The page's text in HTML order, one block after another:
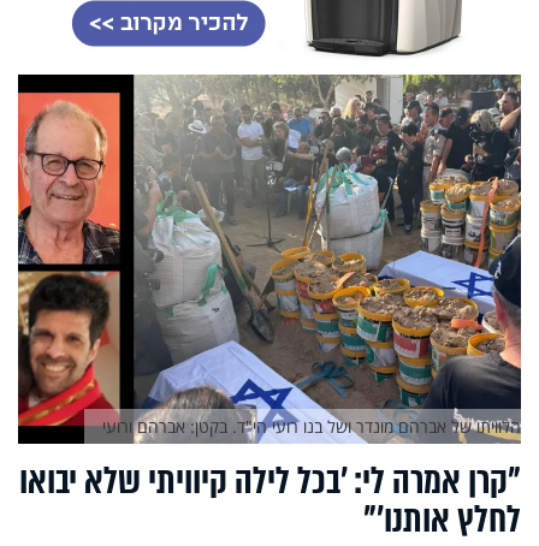
"קרן אמרה לי: 'בכל לילה קיוויתי שלא יבואו
לחלץ אותנו'"
הלוויתו של אברהם מונדר ושל בנו רועי הי"ד. בקטן: אברהם ורועי